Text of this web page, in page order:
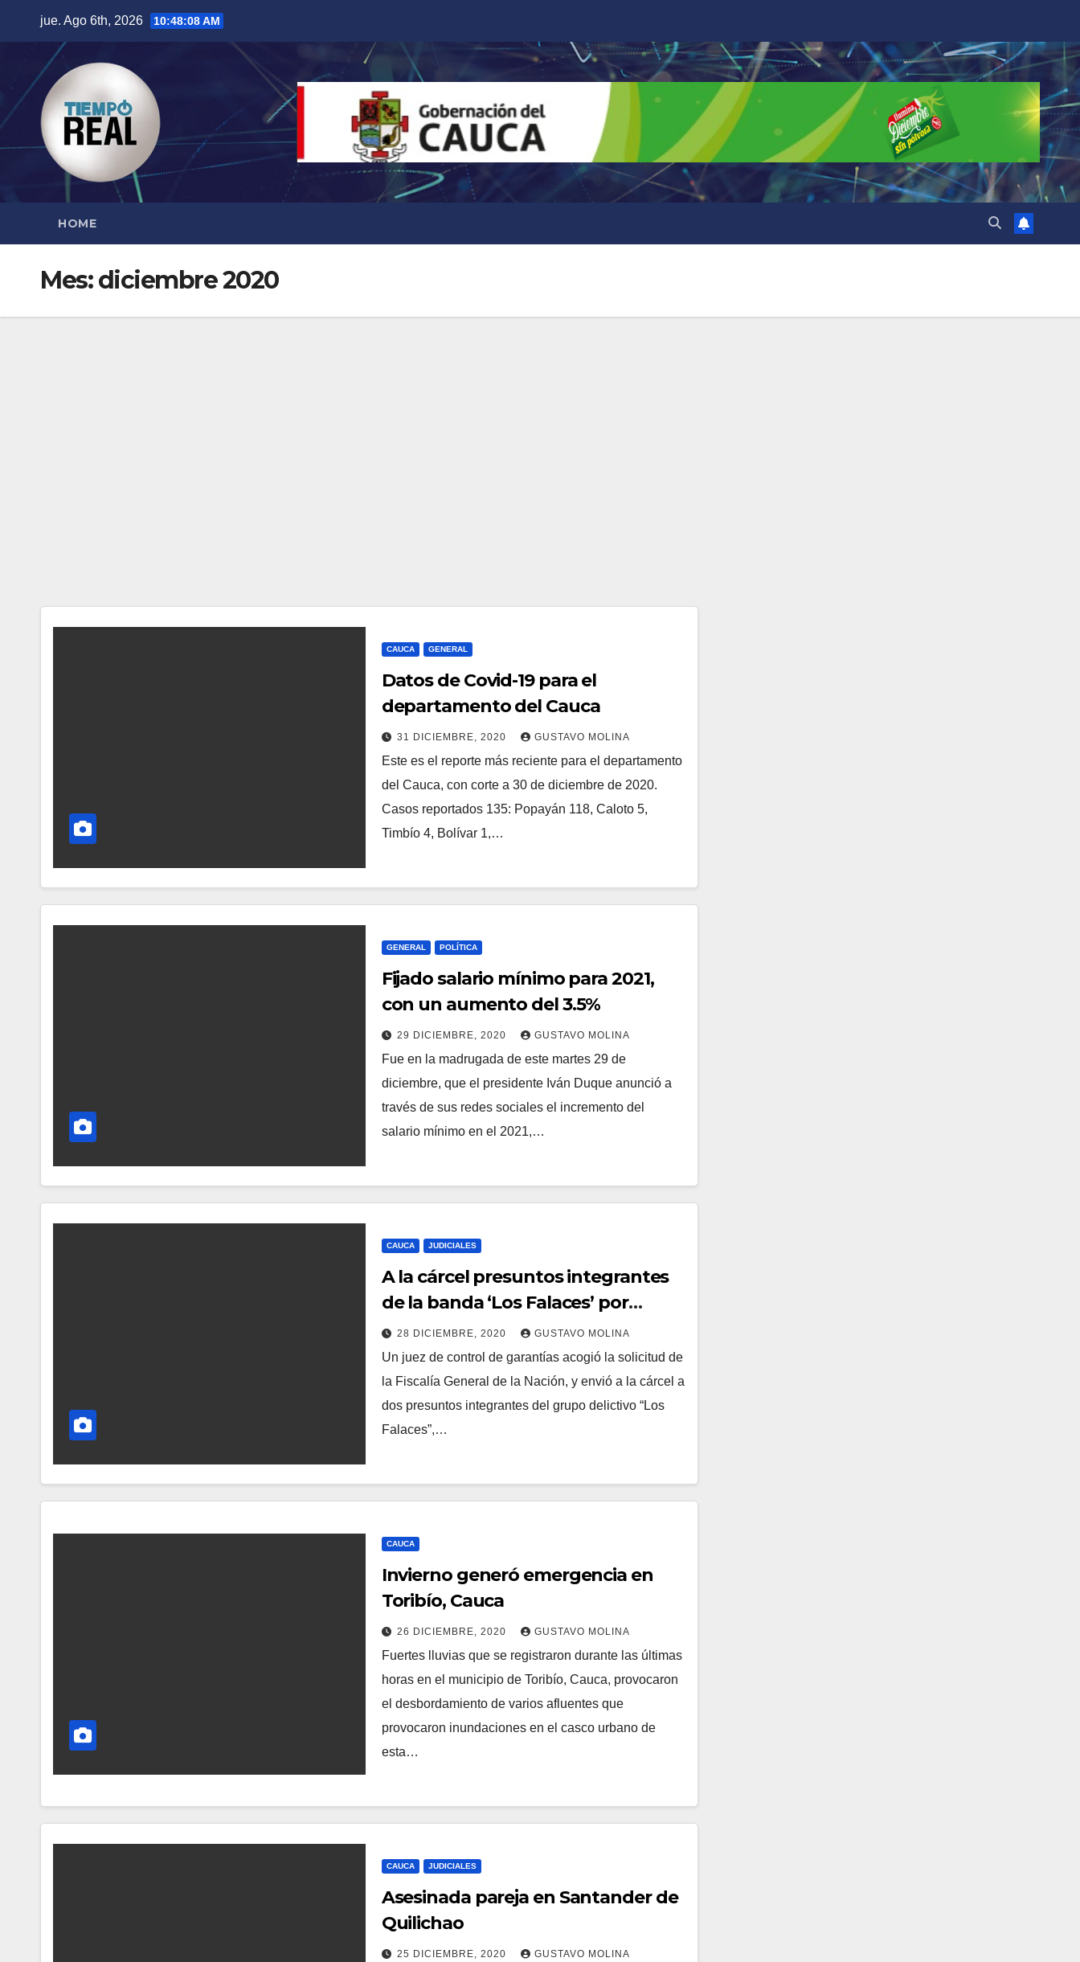
contenido
jue. Ago 6th, 2026 10:48:09 AM
HOME
Mes:diciembre 2020
CAUCA GENERAL
Datos de Covid-19 para el
departamento del Cauca
31 DICIEMBRE, 2020 GUSTAVO MOLINA
Este es el reporte más reciente para el departamento
del Cauca, con corte a 30 de diciembre de 2020.
Casos reportados 135: Popayán 118, Caloto 5,
Timbío 4, Bolívar 1,…
GENERAL POLÍTICA
Fijado salario mínimo para 2021,
con un aumento del 3.5%
29 DICIEMBRE, 2020 GUSTAVO MOLINA
Fue en la madrugada de este martes 29 de
diciembre, que el presidente Iván Duque anunció a
través de sus redes sociales el incremento del
salario mínimo en el 2021,…
CAUCA JUDICIALES
A la cárcel presuntos integrantes
de la banda ‘Los Falaces’ por
extorsión en Timbío, Cauca
28 DICIEMBRE, 2020 GUSTAVO MOLINA
Un juez de control de garantías acogió la solicitud de
la Fiscalía General de la Nación, y envió a la cárcel a
dos presuntos integrantes del grupo delictivo “Los
Falaces”,…
CAUCA
Invierno generó emergencia en
Toribío, Cauca
26 DICIEMBRE, 2020 GUSTAVO MOLINA
Fuertes lluvias que se registraron durante las últimas
horas en el municipio de Toribío, Cauca, provocaron
el desbordamiento de varios afluentes que
provocaron inundaciones en el casco urbano de
esta…
CAUCA JUDICIALES
Asesinada pareja en Santander de
Quilichao
25 DICIEMBRE, 2020 GUSTAVO MOLINA